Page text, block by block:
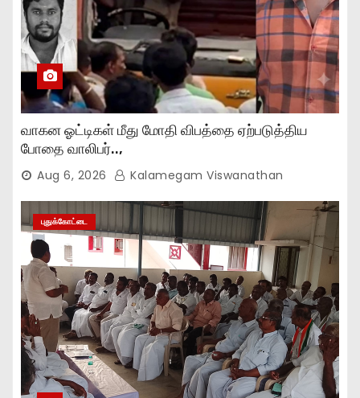
வாகன ஓட்டிகள் மீது மோதி விபத்தை ஏற்படுத்திய
போதை வாலிபர்..,
Aug 6, 2026 Kalamegam Viswanathan
புதுக்கோட்டை